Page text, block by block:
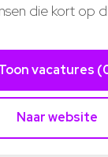
die kort op
vacatures
Naar website